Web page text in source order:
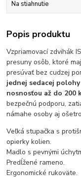
Na stiahnutie
Popis produktu
Vzpriamovací zdvihák
presuny osôb, ktoré
presúvať bez cudzej
jednej sedacej
nosnosťou až do 200
bezpečnú podporu,
námahe osoby aj
Veľká stupačka s
opierky kolien.
Madlo s pevnými
Predĺžené rameno.
Ergonomické rukoväte.